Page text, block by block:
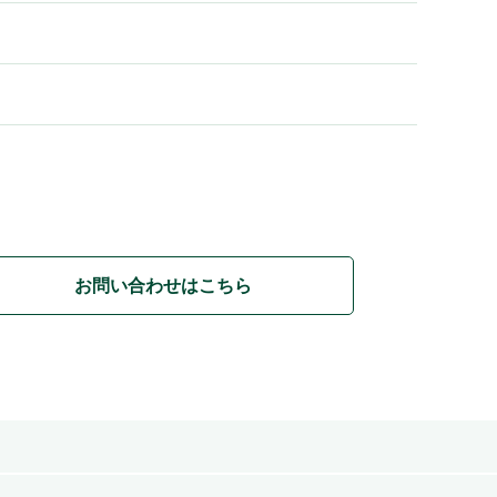
お問い合わせはこちら